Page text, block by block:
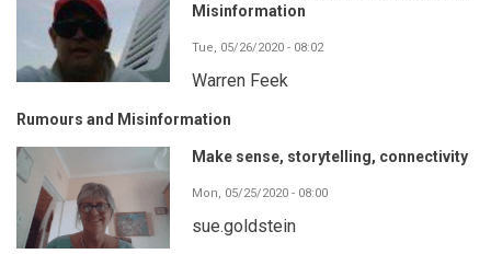
Misinformation
Tue, 05/26/2020 - 08:02
Warren Feek
Rumours and Misinformation
Make sense, storytelling, connectivity
Mon, 05/25/2020 - 08:00
sue.goldstein